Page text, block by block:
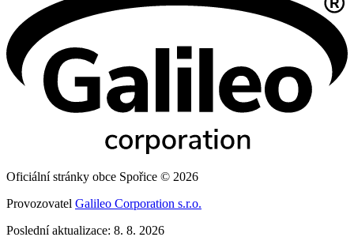
Oficiální stránky obce Spořice © 2026
Provozovatel Galileo Corporation s.r.o.
Poslední aktualizace: 8. 8. 2026